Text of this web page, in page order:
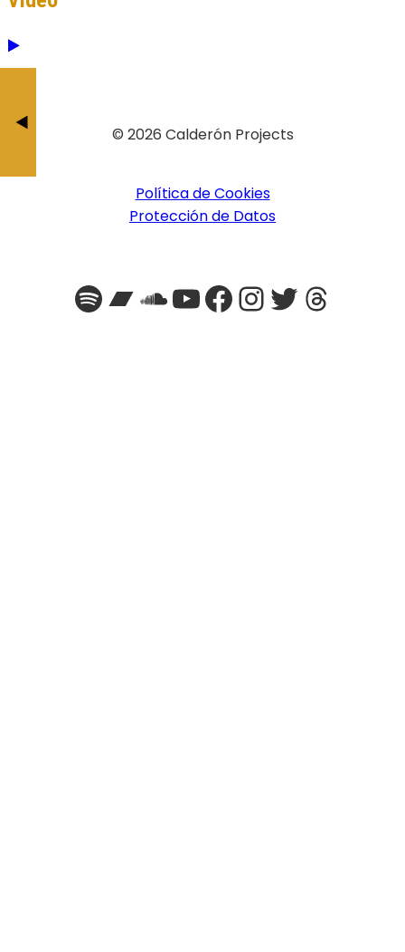
© 2026 Calderón Projects
Política de Cookies
Protección de Datos
Spotify
Bandcamp
SoundCloud
YouTube
Facebook
Instagram
Twitter